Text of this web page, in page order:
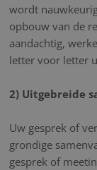
wordt
opbouw van de
aandachtig,
letter voor letter
2) Uitgebreide
Uw gesprek of
grondige
gesprek of